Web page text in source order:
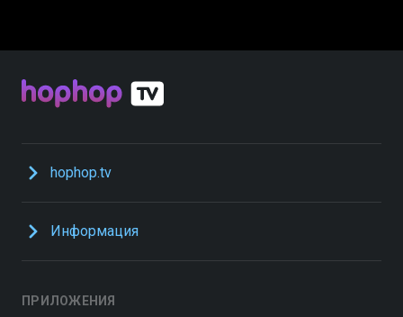
hophop.tv
Информация
ПРИЛОЖЕНИЯ